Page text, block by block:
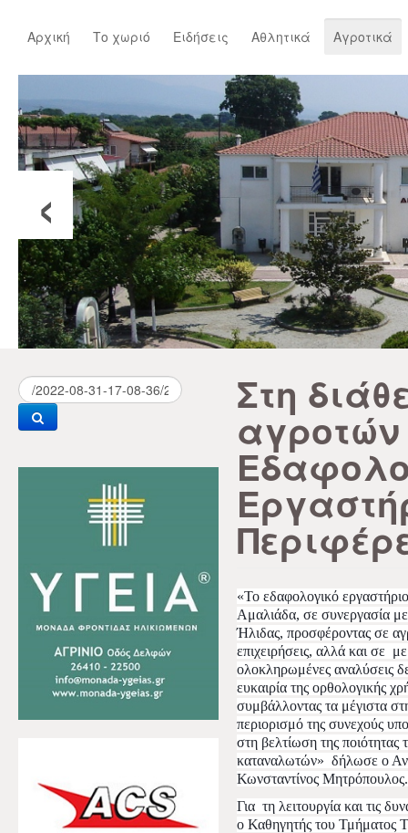
Αρχική Το χωριό Ειδήσεις Αθλητικά Αγροτικά
‹
Στη
αγροτών
«Το εδαφολογικό
Αμαλιάδα, σε συνεργασία
Ήλιδας, προσφέροντας σε
επιχειρήσεις, αλλά και σε
ολοκληρωμένες αναλύσεις
ευκαιρία της ορθολογικής
συμβάλλοντας τα μέγιστα
περιορισμό της συνεχούς
στη βελτίωση της ποιότητας
καταναλωτών» δήλωσε ο
Κωνσταντίνος Μητρόπουλος.
Για τη λειτουργία και τις
ο Καθηγητής του Τμήματος